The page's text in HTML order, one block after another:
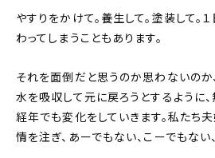
やすりをかけて。養生して。塗装して。
わってしまうこともあります。
それを面倒だと思うのか思わないのか
水を吸収して元に戻ろうとするように
経年でも変化をしていきます。私たち
情を注ぎ、あーでもない、こーでもない